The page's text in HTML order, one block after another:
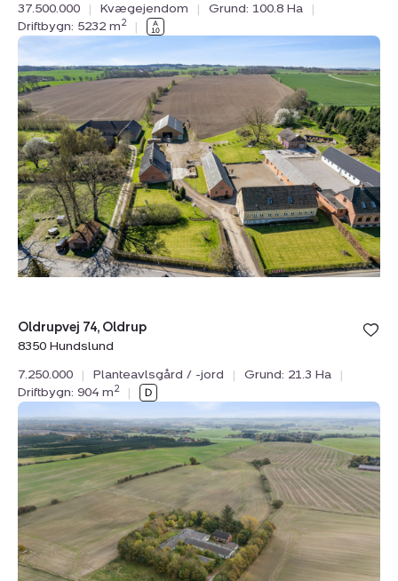
37.500.000
| Kvægejendom | Grund: 100.8 Ha
|
Driftbygn: 5232 m2 |
Planteavlsgård
/
-
jord:
Oldrupvej
74,
Oldrup,
8350
Hundslund
Bolig er
under
Oldrupvej 74, Oldrup
8350 Hundslund
7.250.000
| Planteavlsgård / -jord | Grund: 21.3 Ha
|
Driftbygn: 904 m2 |
Landejendom:
Espevej
4,
Kattrup,
8732
Hovedgård